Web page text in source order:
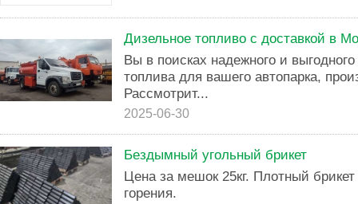
Дизельное топливо с доставкой в
Вы в поисках надежного и
топлива для вашего автопарка,
Рассмотрит...
2025-06-30
Бездымный угольный брикет
Цена за мешок 25кг. Плотный
горения.